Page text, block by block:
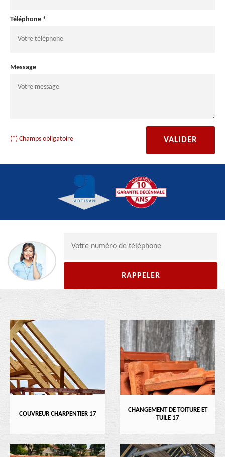
Téléphone *
Message
(*) Champs obligatoire
COUVREUR CHARPENTIER 17
CHANGEMENT DE TOITURE ET
TUILE 17